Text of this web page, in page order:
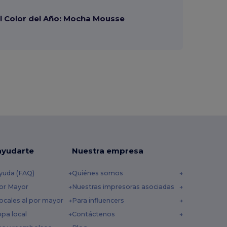
Color del Año: Mocha Mousse
(FAQ)
Mayor
al por mayor
local
Nuestra empresa
Quiénes somos
Nuestras impresoras asociadas
Para influencers
Contáctenos